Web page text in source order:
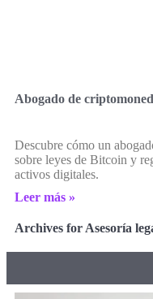
Abogado de
Descubre cómo un
sobre leyes de Bitcoin y
activos digitales.
Leer más »
Archives for Asesoría